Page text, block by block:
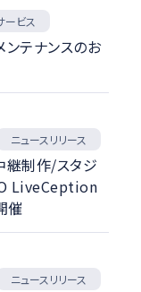
ービス
テナンスのお
ニュースリリース
継制作/スタジ
LiveCeption
催
ニュースリリース